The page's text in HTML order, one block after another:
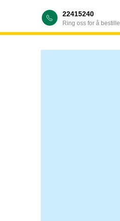
22415240
Ring oss for å bestille